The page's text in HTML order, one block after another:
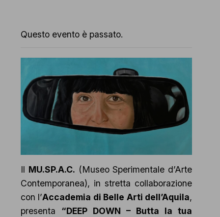
Questo evento è passato.
Il MU.SP.A.C. (Museo Sperimentale d’Arte
Contemporanea), in stretta collaborazione
con l’Accademia di Belle Arti dell’Aquila,
presenta “DEEP DOWN – Butta la tua